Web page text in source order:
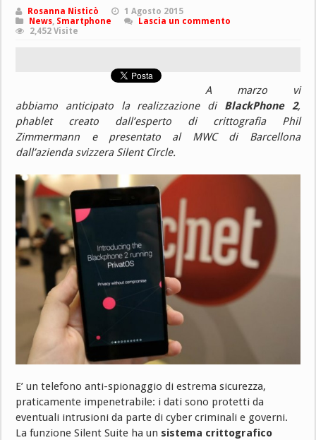
Rosanna Nisticò
1 Agosto 2015
News, Smartphone
Lascia un commento
2,452 Visite
A marzo vi
abbiamo anticipato la realizzazione di BlackPhone 2,
phablet creato dall’esperto di crittografia Phil
Zimmermann e presentato al MWC di Barcellona
dall’azienda svizzera Silent Circle.
E’ un telefono anti-spionaggio di estrema sicurezza,
praticamente impenetrabile: i dati sono protetti da
eventuali intrusioni da parte di cyber criminali e governi.
La funzione Silent Suite ha un sistema crittografico